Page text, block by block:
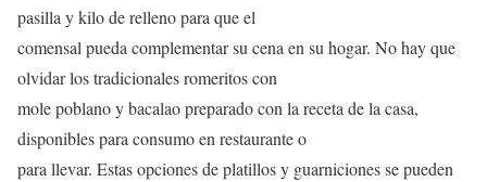
pasilla y kilo de relleno para que el
comensal pueda complementar su cena en su hogar. No hay que
olvidar los tradicionales romeritos con
mole poblano y bacalao preparado con la receta de la casa,
disponibles para consumo en restaurante o
para llevar. Estas opciones de platillos y guarniciones se pueden